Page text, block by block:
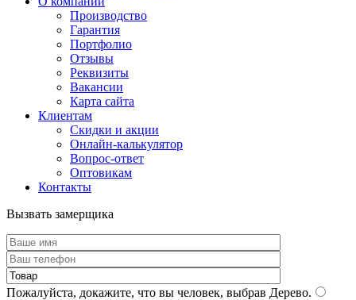
Производство
Гарантия
Портфолио
Отзывы
Реквизиты
Вакансии
Карта сайта
Клиентам
Скидки и акции
Онлайн-калькулятор
Вопрос-ответ
Оптовикам
Контакты
Вызвать замерщика
Пожалуйста, докажите, что вы человек, выбрав Дерево.